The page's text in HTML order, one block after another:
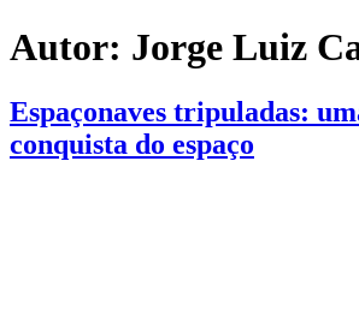
Autor: Jorge Luiz
Espaçonaves tripuladas:
conquista do espaço